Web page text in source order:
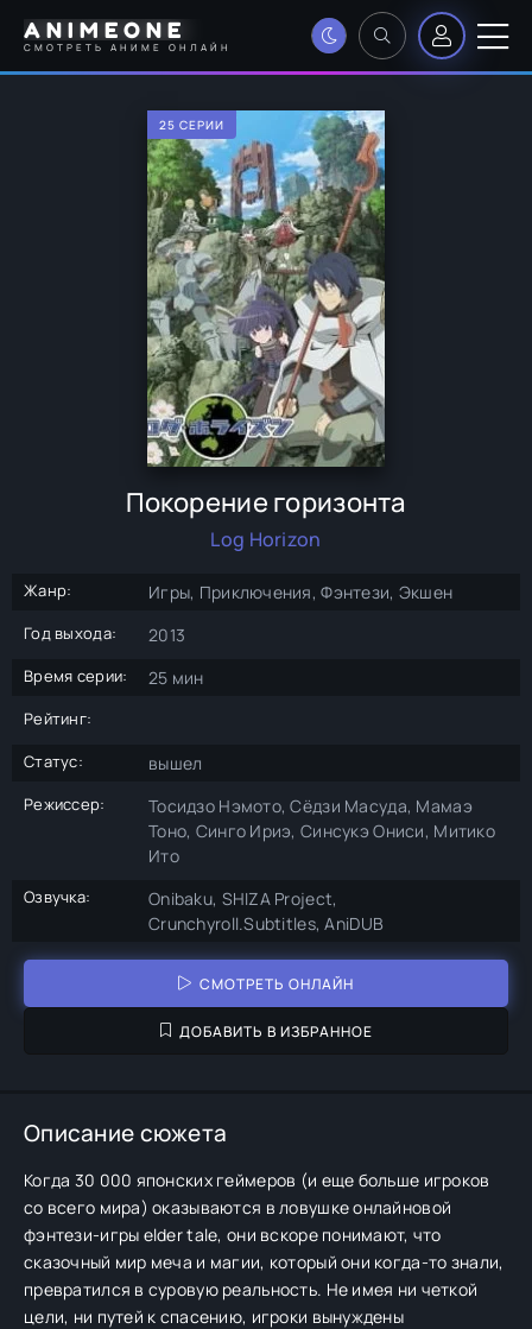
ANIMEONE
СМОТРЕТЬ АНИМЕ ОНЛАЙН
25 СЕРИИ
Покорение горизонта
Log Horizon
Жанр: Игры, Приключения, Фэнтези, Экшен
Год выхода: 2013
Время серии: 25 мин
Рейтинг:
Статус:
вышел
Режиссер:
Тосидзо Нэмото, Сёдзи Масуда, Мамаэ
Тоно, Синго Ириэ, Синсукэ Ониси, Митико
Ито
Озвучка:
Onibaku, SHIZA Project,
Crunchyroll.Subtitles, AniDUB
СМОТРЕТЬ ОНЛАЙН
ДОБАВИТЬ В ИЗБРАННОЕ
Описание сюжета
Когда 30 000 японских геймеров (и еще больше игроков
со всего мира) оказываются в ловушке онлайновой
фэнтези-игры elder tale, они вскоре понимают, что
сказочный мир меча и магии, который они когда-то знали,
превратился в суровую реальность. Не имея ни четкой
цели, ни путей к спасению, игроки вынуждены